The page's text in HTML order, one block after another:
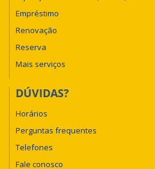
Empréstimo
Renovação
Reserva
Mais serviços
DÚVIDAS?
Horários
Perguntas frequentes
Telefones
Fale conosco